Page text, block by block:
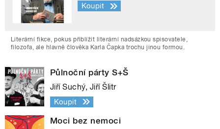
Koupit
Literární fikce, pokus přiblížit literární nadsázkou spisovatele,
filozofa, ale hlavně člověka Karla Čapka trochu jinou formou.
Půlnoční párty S+Š
Jiří Suchý, Jiří Šlitr
Koupit
Moci bez nemoci